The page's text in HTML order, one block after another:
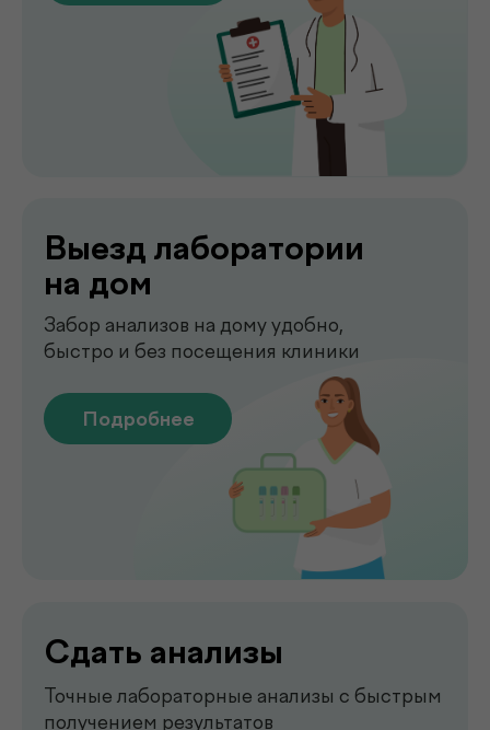
Точные лабораторные анализы с быстрым
Комплексная диагностика для
Подробнее